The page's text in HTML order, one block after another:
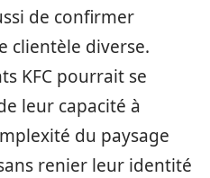
de confirmer
clientèle diverse.
KFC pourrait se
leur capacité à
du paysage
renier leur identité